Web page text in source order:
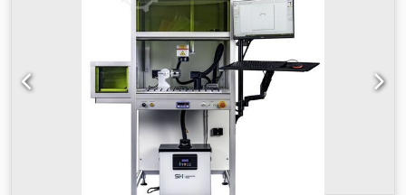
marcado por láser LAS 28 XLe de Systemtechnik Hölzer
GmbH puede utilizarse para una amplia gama de
aplicaciones de marcado. Con el láser de fibra integrado
puede marcar casi todos los materiales, como acero,
carburo, aluminio y plásticos. Dependiendo de los
requisitos, el sistema puede equiparse con un láser de
fibra de 20, 30 ó 50 vatios. Para el marcado permanente, el
uso del láser es necesario en muchas industrias. Con el
potente software para láser, se pueden realizar textos,
números, códigos 2D, códigos QR y logotipos con unos